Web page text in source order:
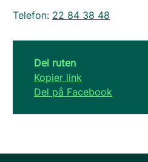
Telefon: 22 84 38 48
Del ruten
Kopier link
Del på Facebook